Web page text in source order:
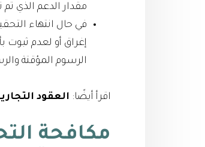
مقدار الدعم الذي
في حال انتهاء
إغراق أو لعدم ثبوت
الرسوم المؤقتة
اقرأ أيضًا: العقود
مكافحة